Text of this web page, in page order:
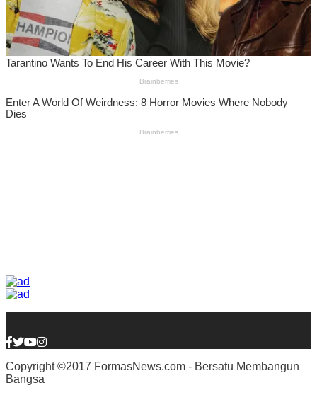
Copyright ©2017 FormasNews.com - Bersatu Membangun
Bangsa